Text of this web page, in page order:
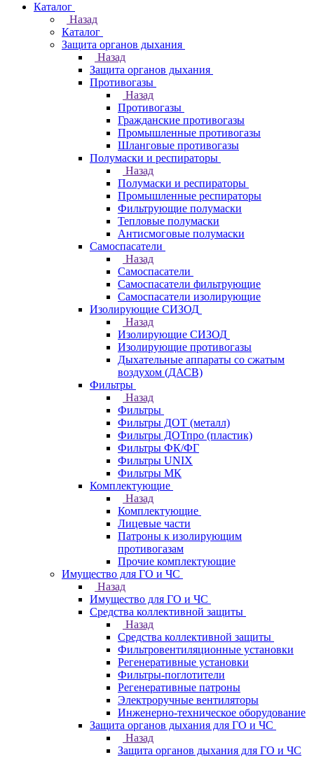
Каталог
Назад
Каталог
Защита органов дыхания
Назад
Защита органов дыхания
Противогазы
Назад
Противогазы
Гражданские противогазы
Промышленные противогазы
Шланговые противогазы
Полумаски и респираторы
Назад
Полумаски и респираторы
Промышленные респираторы
Фильтрующие полумаски
Тепловые полумаски
Антисмоговые полумаски
Самоспасатели
Назад
Самоспасатели
Самоспасатели фильтрующие
Самоспасатели изолирующие
Изолирующие СИЗОД
Назад
Изолирующие СИЗОД
Изолирующие противогазы
Дыхательные аппараты со сжатым
воздухом (ДАСВ)
Фильтры
Назад
Фильтры
Фильтры ДОТ (металл)
Фильтры ДОТпро (пластик)
Фильтры ФК/ФГ
Фильтры UNIX
Фильтры МК
Комплектующие
Назад
Комплектующие
Лицевые части
Патроны к изолирующим
противогазам
Прочие комплектующие
Имущество для ГО и ЧС
Назад
Имущество для ГО и ЧС
Средства коллективной защиты
Назад
Средства коллективной защиты
Фильтровентиляционные установки
Регенеративные установки
Фильтры-поглотители
Регенеративные патроны
Электроручные вентиляторы
Инженерно-техническое оборудование
Защита органов дыхания для ГО и ЧС
Назад
Защита органов дыхания для ГО и ЧС